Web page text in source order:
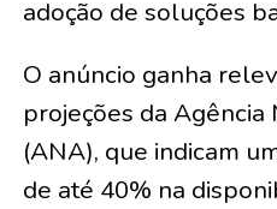
adoção de soluções
O anúncio ganha
projeções da Agência
(ANA), que indicam
de até 40% na